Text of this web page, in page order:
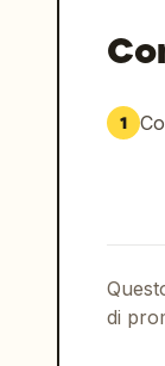
1
di